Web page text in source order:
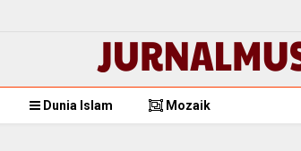
Dunia Islam Mozaik